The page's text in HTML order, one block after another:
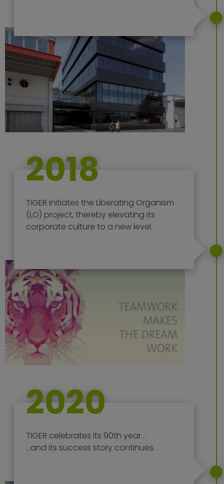
2018
TIGER initiates the Liberating Organism
(LO) project, thereby elevating its
corporate culture to a new level.
2020
TIGER celebrates its 90th year...
...and its success story continues.